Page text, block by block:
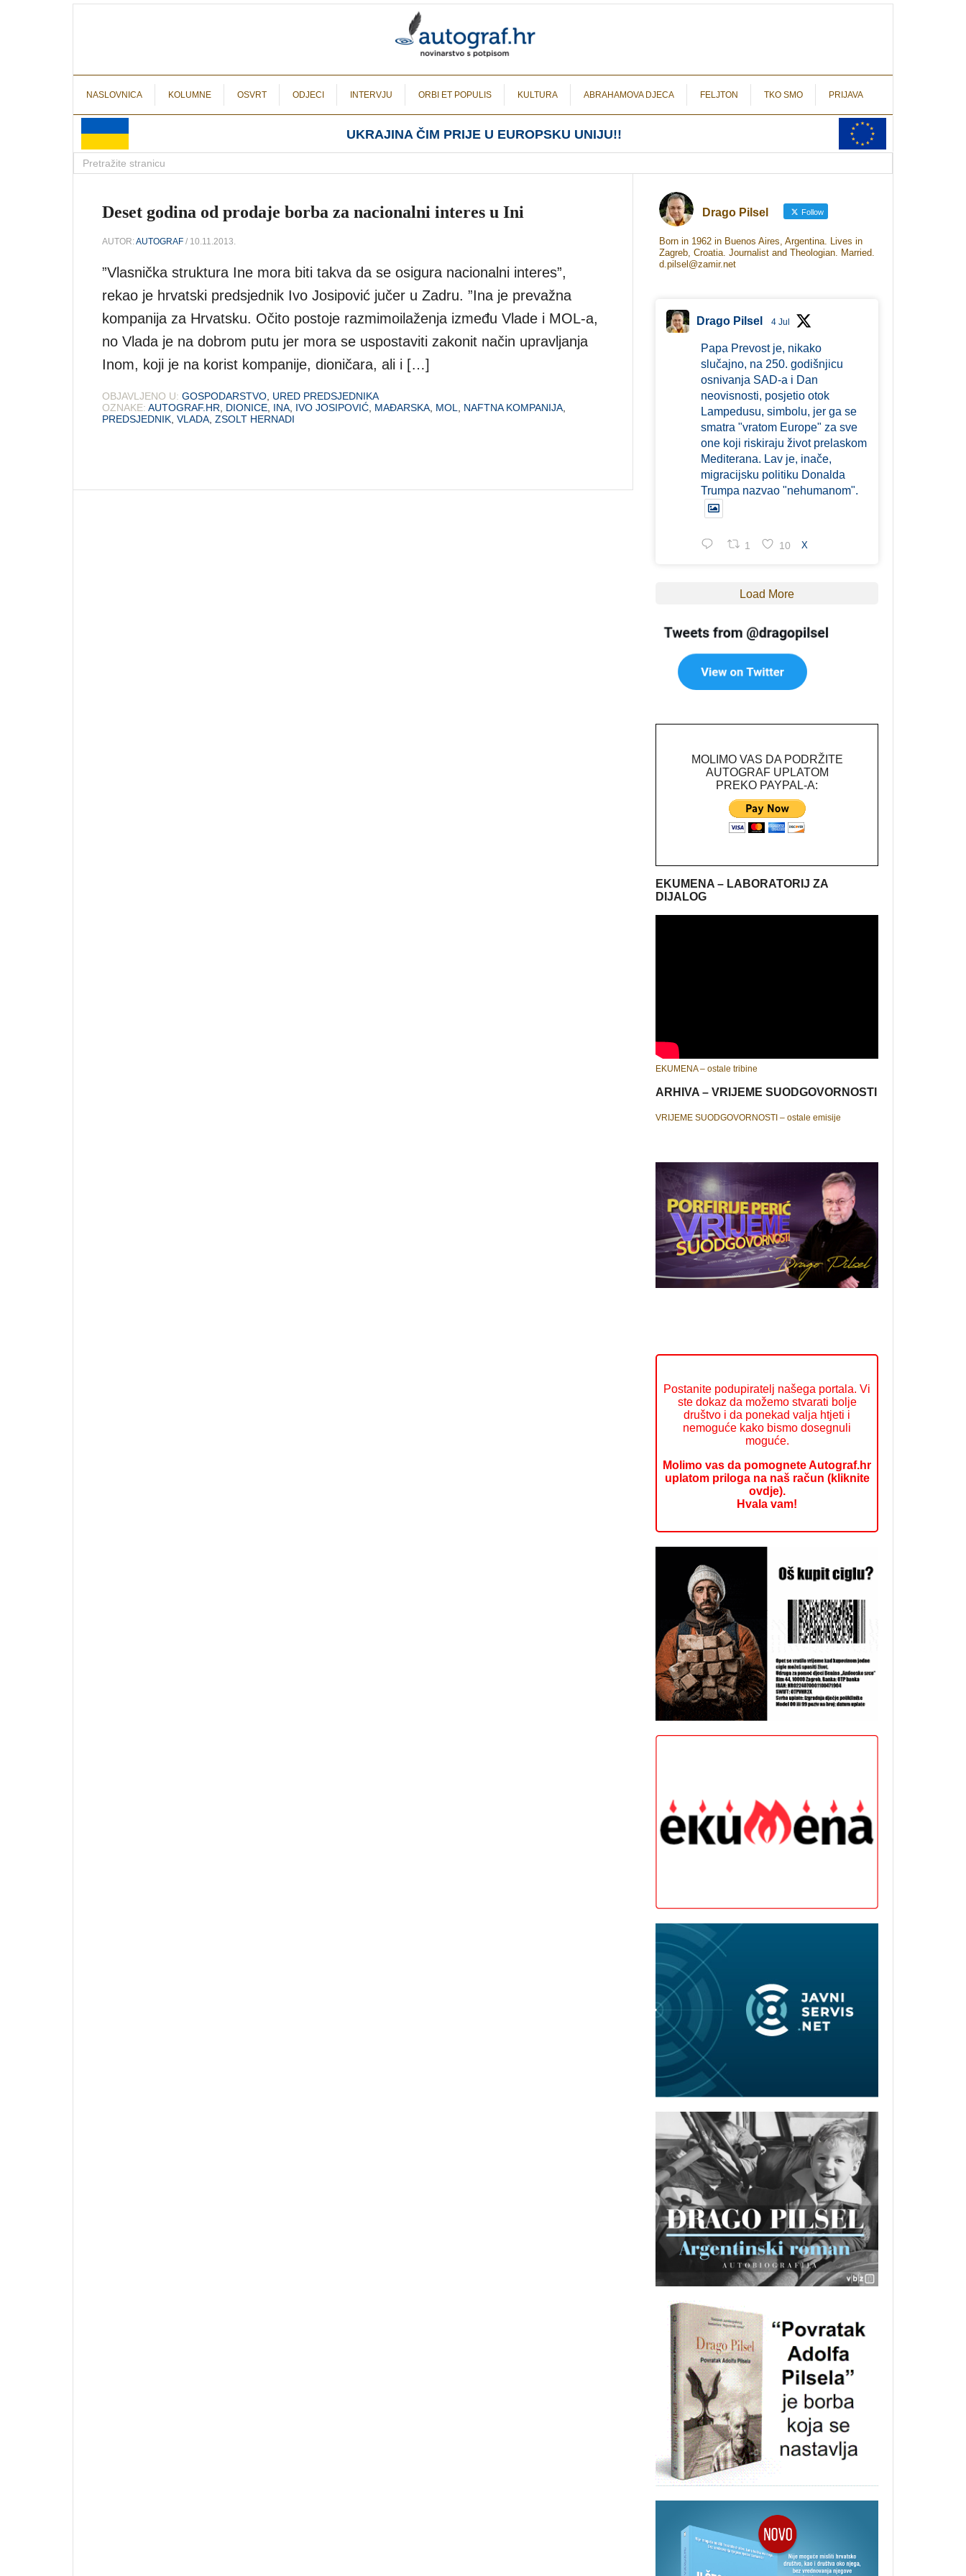
NASLOVNICA KOLUMNE OSVRT ODJECI INTERVJU ORBI ET POPULIS KULTURA ABRAHAMOVA DJECA FELJTON TKO SMO PRIJAVA
UKRAJINA ČIM PRIJE U EUROPSKU UNIJU!!
Deset godina od prodaje borba za nacionalni interes u Ini
AUTOR:AUTOGRAF / 10.11.2013.
”Vlasnička struktura Ine mora biti takva da se osigura nacionalni interes”,
rekao je hrvatski predsjednik Ivo Josipović jučer u Zadru. ”Ina je prevažna
kompanija za Hrvatsku. Očito postoje razmimoilaženja između Vlade i MOL-a,
no Vlada je na dobrom putu jer mora se uspostaviti zakonit način upravljanja
Inom, koji je na korist kompanije, dioničara, ali i […]
OBJAVLJENO U: GOSPODARSTVO URED PREDSJEDNIKA
OZNAKE: AUTOGRAF.HR DIONICE INA IVO JOSIPOVIĆ MAĐARSKA MOL NAFTNA KOMPANIJA
PREDSJEDNIK VLADA ZSOLT HERNADI
Drago Pilsel Follow
Born in 1962 in Buenos Aires, Argentina. Lives in
Zagreb, Croatia. Journalist and Theologian. Married.
d.pilsel@zamir.net
Drago Pilsel 4 Jul
Papa Prevost je, nikako
slučajno, na 250. godišnjicu
osnivanja SAD-a i Dan
neovisnosti, posjetio otok
Lampedusu, simbolu, jer ga se
smatra "vratom Europe" za sve
one koji riskiraju život prelaskom
Mediterana. Lav je, inače,
migracijsku politiku Donalda
Trumpa nazvao "nehumanom".
1 10 X
Load More
MOLIMO VAS DA PODRŽITE
AUTOGRAF UPLATOM
PREKO PAYPAL-A:
EKUMENA – LABORATORIJ ZA
DIJALOG
EKUMENA – ostale tribine
ARHIVA – VRIJEME SUODGOVORNOSTI
VRIJEME SUODGOVORNOSTI – ostale emisije
Postanite podupiratelj našega portala. Vi
ste dokaz da možemo stvarati bolje
društvo i da ponekad valja htjeti i
nemoguće kako bismo dosegnuli
moguće.
Molimo vas da pomognete Autograf.hr
uplatom priloga na naš račun (kliknite
ovdje).
Hvala vam!